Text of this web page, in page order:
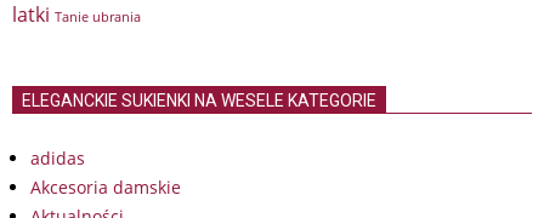
latki Tanie ubrania
ELEGANCKIE SUKIENKI NA WESELE KATEGORIE
adidas
Akcesoria damskie